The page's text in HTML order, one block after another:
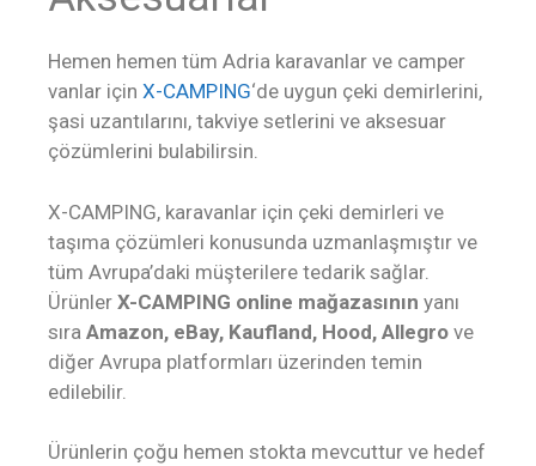
Hemen hemen tüm Adria karavanlar ve camper
vanlar için X-CAMPING‘de uygun çeki demirlerini,
şasi uzantılarını, takviye setlerini ve aksesuar
çözümlerini bulabilirsin.
X-CAMPING, karavanlar için çeki demirleri ve
taşıma çözümleri konusunda uzmanlaşmıştır ve
tüm Avrupa’daki müşterilere tedarik sağlar.
Ürünler X-CAMPING online mağazasının yanı
sıra Amazon, eBay, Kaufland, Hood, Allegro ve
diğer Avrupa platformları üzerinden temin
edilebilir.
Ürünlerin çoğu hemen stokta mevcuttur ve hedef